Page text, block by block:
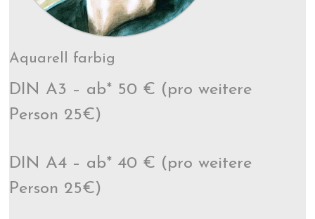
Aquarell farbig
DIN A3 – ab* 50 € (pro weitere
Person 25€)
DIN A4 – ab* 40 € (pro weitere
Person 25€)